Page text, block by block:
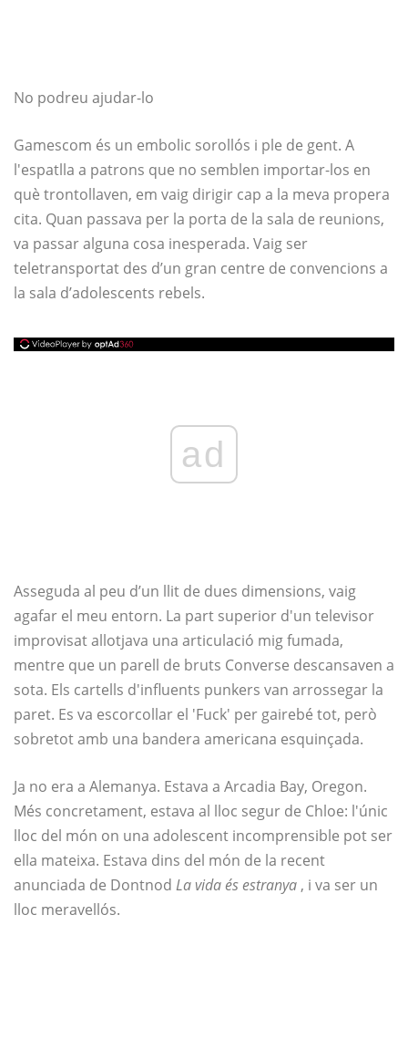
No podreu ajudar-lo
Gamescom és un embolic sorollós i ple de gent. A
l'espatlla a patrons que no semblen importar-los en
què trontollaven, em vaig dirigir cap a la meva propera
cita. Quan passava per la porta de la sala de reunions,
va passar alguna cosa inesperada. Vaig ser
teletransportat des d’un gran centre de convencions a
la sala d’adolescents rebels.
ad
Asseguda al peu d’un llit de dues dimensions, vaig
agafar el meu entorn. La part superior d'un televisor
improvisat allotjava una articulació mig fumada,
mentre que un parell de bruts Converse descansaven a
sota. Els cartells d'influents punkers van arrossegar la
paret. Es va escorcollar el 'Fuck' per gairebé tot, però
sobretot amb una bandera americana esquinçada.
Ja no era a Alemanya. Estava a Arcadia Bay, Oregon.
Més concretament, estava al lloc segur de Chloe: l'únic
lloc del món on una adolescent incomprensible pot ser
ella mateixa. Estava dins del món de la recent
anunciada de Dontnod La vida és estranya , i va ser un
lloc meravellós.